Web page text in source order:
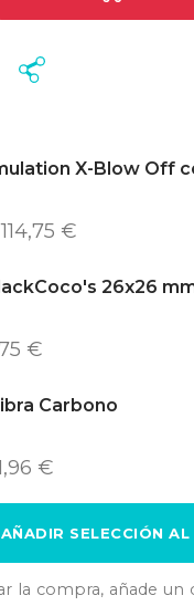
X-Blow Off
114,75 €
26x26
€
Carbono
€
AÑADIR SELECCIÓN
la compra, añade